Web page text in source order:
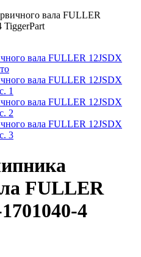
вала FULLER
TiggerPart
FULLER
4